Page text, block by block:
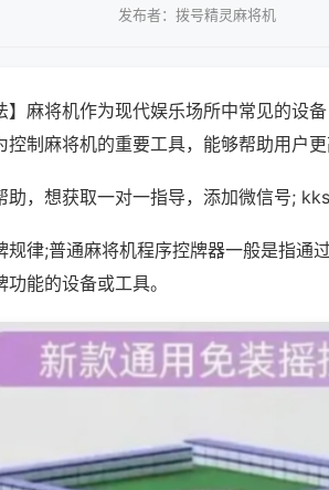
发布者：拨号精灵麻将机
】麻将机作为现代娱乐场所中常见的设
制麻将机的重要工具，能够帮助用户更
，想获取一对一指导，添加微信号;
规律;普通麻将机程序控牌器一般是指通
能的设备或工具。